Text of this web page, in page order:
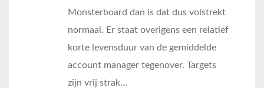
Monsterboard dan is dat dus volstrekt
normaal. Er staat overigens een relatief
korte levensduur van de gemiddelde
account manager tegenover. Targets
zijn vrij strak…